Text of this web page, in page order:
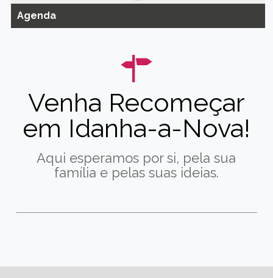
Agenda
Venha Recomeçar
em Idanha-a-Nova!
Aqui esperamos por si, pela sua
família e pelas suas ideias.